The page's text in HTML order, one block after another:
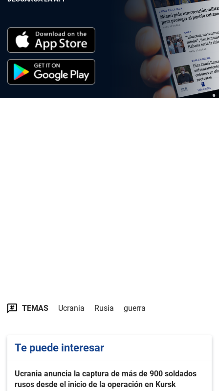
TEMAS Ucrania Rusia guerra
Te puede interesar
Ucrania anuncia la captura de más de 900 soldados
rusos desde el inicio de la operación en Kursk